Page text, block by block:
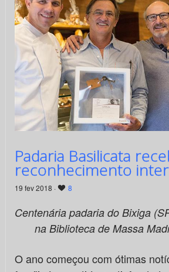
Padaria Basilicata
reconhecimento
19 fev 2018 · 8
Centenária padaria do Bixiga
na Biblioteca de Massa
O ano começou com ótimas